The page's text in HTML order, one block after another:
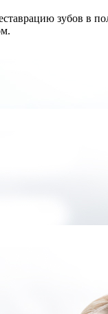
зубов в